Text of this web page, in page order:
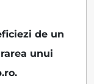
de un
unui